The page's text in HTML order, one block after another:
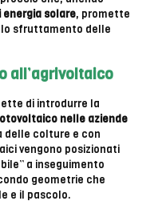
energia solare, promette
sfruttamento delle
all’agrivoltaico
di introdurre la
nelle aziende
delle colture e con
vengono posizionati
a inseguimento
geometrie che
e il pascolo.